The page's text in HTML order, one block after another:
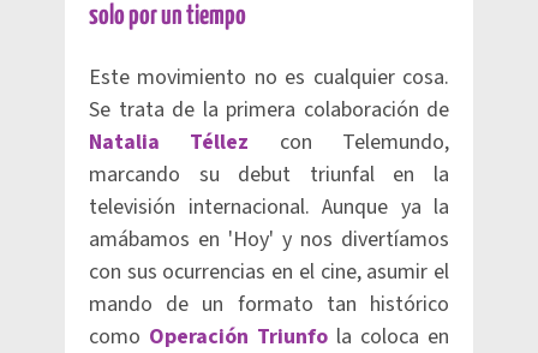
solo por un tiempo
Este movimiento no es cualquier cosa.
Se trata de la primera colaboración de
Natalia Téllez con Telemundo,
marcando su debut triunfal en la
televisión internacional. Aunque ya la
amábamos en 'Hoy' y nos divertíamos
con sus ocurrencias en el cine, asumir el
mando de un formato tan histórico
como Operación Triunfo la coloca en